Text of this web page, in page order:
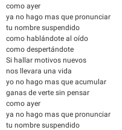
como ayer
ya no hago mas que pronunciar
tu nombre suspendido
como hablándote al oído
como despertándote
Si hallar motivos nuevos
nos llevara una vida
yo no hago mas que acumular
ganas de verte sin pensar
como ayer
ya no hago mas que pronunciar
tu nombre suspendido